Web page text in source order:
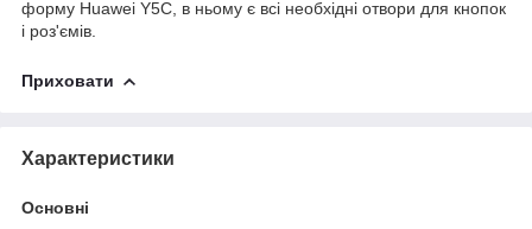
форму Huawei Y5C, в ньому є всі необхідні отвори для кнопок
і роз'ємів.
Приховати
Характеристики
Основні